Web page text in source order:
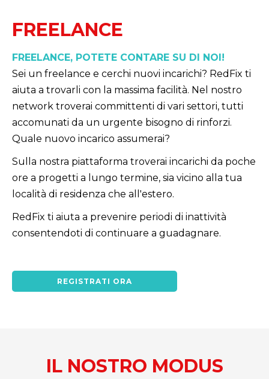
FREELANCE
FREELANCE, POTETE CONTARE SU DI NOI!
Sei un freelance e cerchi nuovi incarichi? RedFix ti
aiuta a trovarli con la massima facilità. Nel nostro
network troverai committenti di vari settori, tutti
accomunati da un urgente bisogno di rinforzi.
Quale nuovo incarico assumerai?
Sulla nostra piattaforma troverai incarichi da poche
ore a progetti a lungo termine, sia vicino alla tua
località di residenza che all'estero.
RedFix ti aiuta a prevenire periodi di inattività
consentendoti di continuare a guadagnare.
REGISTRATI ORA
IL NOSTRO MODUS